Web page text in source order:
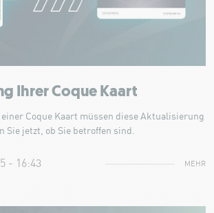
Ihrer Coque Kaart
Coque Kaart müssen diese Aktualisierung
Sie jetzt, ob Sie betroffen sind.
- 16:43 MEHR